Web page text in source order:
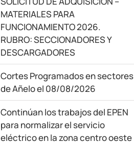
MATERIALES PARA
FUNCIONAMIENTO 2026.
RUBRO: SECCIONADORES Y
DESCARGADORES
Cortes Programados en sectores
de Añelo el 08/08/2026
Continúan los trabajos del EPEN
para normalizar el servicio
eléctrico en la zona centro oeste